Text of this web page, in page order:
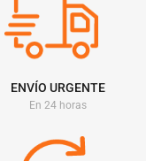
ENVÍO URGENTE
En 24 horas